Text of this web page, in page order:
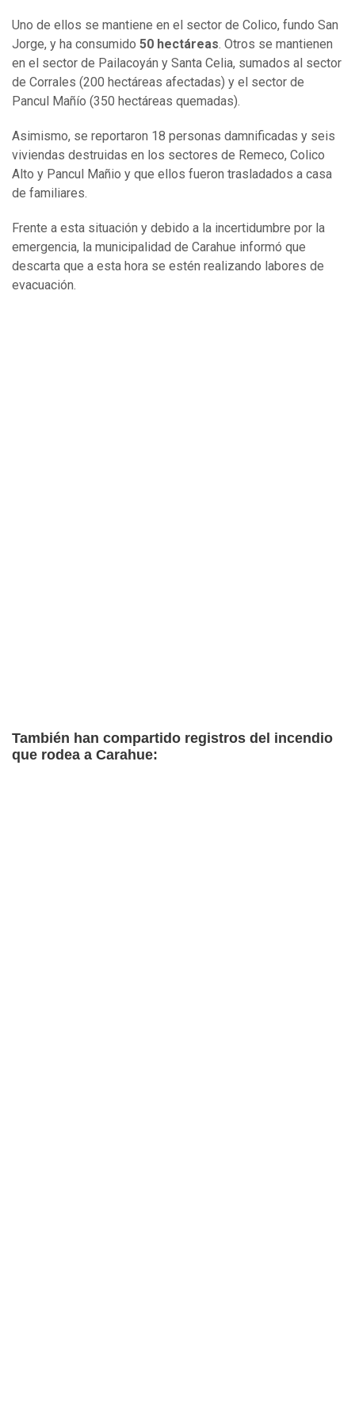
Uno de ellos se mantiene en el sector de Colico, fundo San
Jorge, y ha consumido 50 hectáreas. Otros se mantienen
en el sector de Pailacoyán y Santa Celia, sumados al sector
de Corrales (200 hectáreas afectadas) y el sector de
Pancul Mañío (350 hectáreas quemadas).
Asimismo, se reportaron 18 personas damnificadas y seis
viviendas destruidas en los sectores de Remeco, Colico
Alto y Pancul Mañio y que ellos fueron trasladados a casa
de familiares.
Frente a esta situación y debido a la incertidumbre por la
emergencia, la municipalidad de Carahue informó que
descarta que a esta hora se estén realizando labores de
evacuación.
También han compartido registros del incendio
que rodea a Carahue: